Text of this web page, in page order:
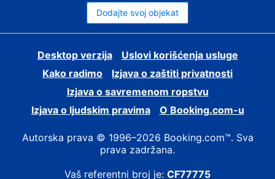
Dodajte svoj objekat
Desktop verzija
Uslovi korišćenja usluge
Kako radimo
Izjava o zaštiti privatnosti
Izjava o savremenom ropstvu
Izjava o ljudskim pravima
О Booking.com-u
Autorska prava © 1996–2026 Booking.com™. Sva
prava zadržana.
Vaš referentni broj je: CF77775